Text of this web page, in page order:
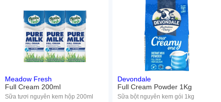
Meadow Fresh
Full Cream 200ml
Sữa tươi nguyên kem hộp 200ml
Devondale
Full Cream Powder 1Kg
Sữa bột nguyên kem gói 1kg